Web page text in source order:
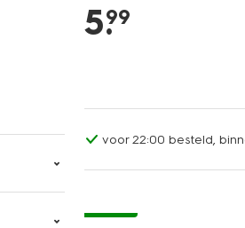
5.
99
voor 22:00 besteld,